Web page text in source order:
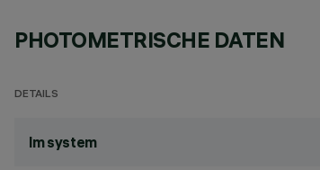
PHOTOMETRISCHE DATEN
DETAILS
lm system